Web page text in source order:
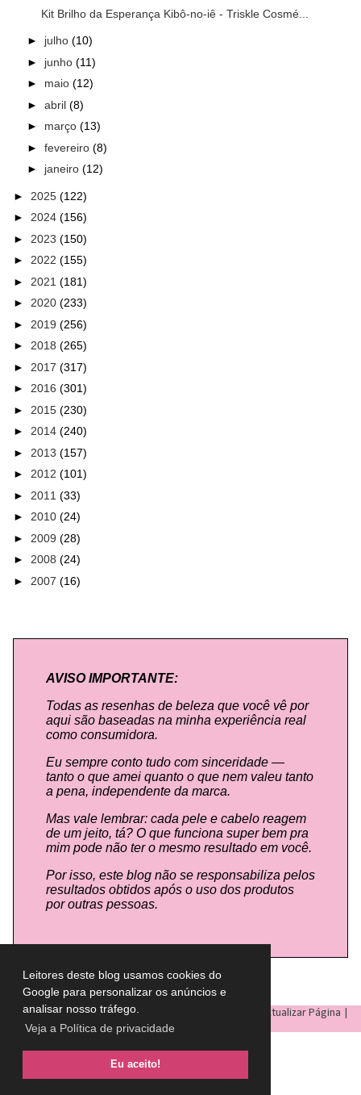
Leitores deste blog usamos cookies do
Google para personalizar os anúncios e
analisar nosso tráfego.
Veja a Política de privacidade
Eu aceito!
Kit Brilho da Esperança Kibô-no-iê - Triskle Cosmé...
► julho (10)
► junho (11)
► maio (12)
► abril (8)
► março (13)
► fevereiro (8)
► janeiro (12)
► 2025 (122)
► 2024 (156)
► 2023 (150)
► 2022 (155)
► 2021 (181)
► 2020 (233)
► 2019 (256)
► 2018 (265)
► 2017 (317)
► 2016 (301)
► 2015 (230)
► 2014 (240)
► 2013 (157)
► 2012 (101)
► 2011 (33)
► 2010 (24)
► 2009 (28)
► 2008 (24)
► 2007 (16)
AVISO IMPORTANTE:
Todas as resenhas de beleza que você vê por
aqui são baseadas na minha experiência real
como consumidora.
Eu sempre conto tudo com sinceridade —
tanto o que amei quanto o que nem valeu tanto
a pena, independente da marca.
Mas vale lembrar: cada pele e cabelo reagem
de um jeito, tá? O que funciona super bem pra
mim pode não ter o mesmo resultado em você.
Por isso, este blog não se responsabiliza pelos
resultados obtidos após o uso dos produtos
por outras pessoas.
LULU ON THE SKY - Todos os direitos reservados © | Atualizar Página